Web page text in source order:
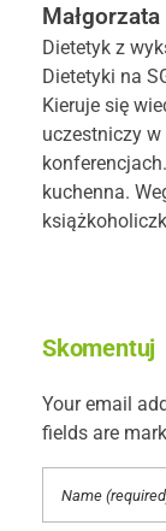
Dietetyk z
Dietetyki na
Kieruje się
uczestniczy
kuchenna.
Skomentuj
Your email
fields are